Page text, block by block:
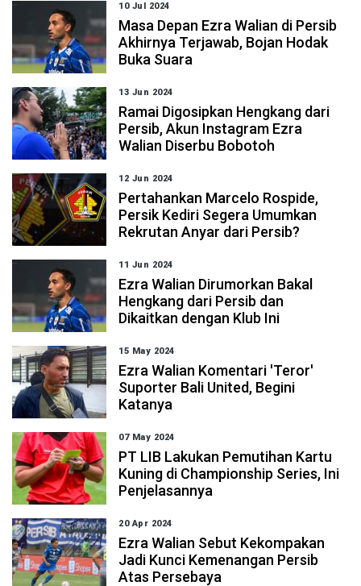
10 Jul 2024
Masa Depan Ezra Walian di Persib
Akhirnya Terjawab, Bojan Hodak
Buka Suara
13 Jun 2024
Ramai Digosipkan Hengkang dari
Persib, Akun Instagram Ezra
Walian Diserbu Bobotoh
12 Jun 2024
Pertahankan Marcelo Rospide,
Persik Kediri Segera Umumkan
Rekrutan Anyar dari Persib?
11 Jun 2024
Ezra Walian Dirumorkan Bakal
Hengkang dari Persib dan
Dikaitkan dengan Klub Ini
15 May 2024
Ezra Walian Komentari 'Teror'
Suporter Bali United, Begini
Katanya
07 May 2024
PT LIB Lakukan Pemutihan Kartu
Kuning di Championship Series, Ini
Penjelasannya
20 Apr 2024
Ezra Walian Sebut Kekompakan
Jadi Kunci Kemenangan Persib
Atas Persebaya